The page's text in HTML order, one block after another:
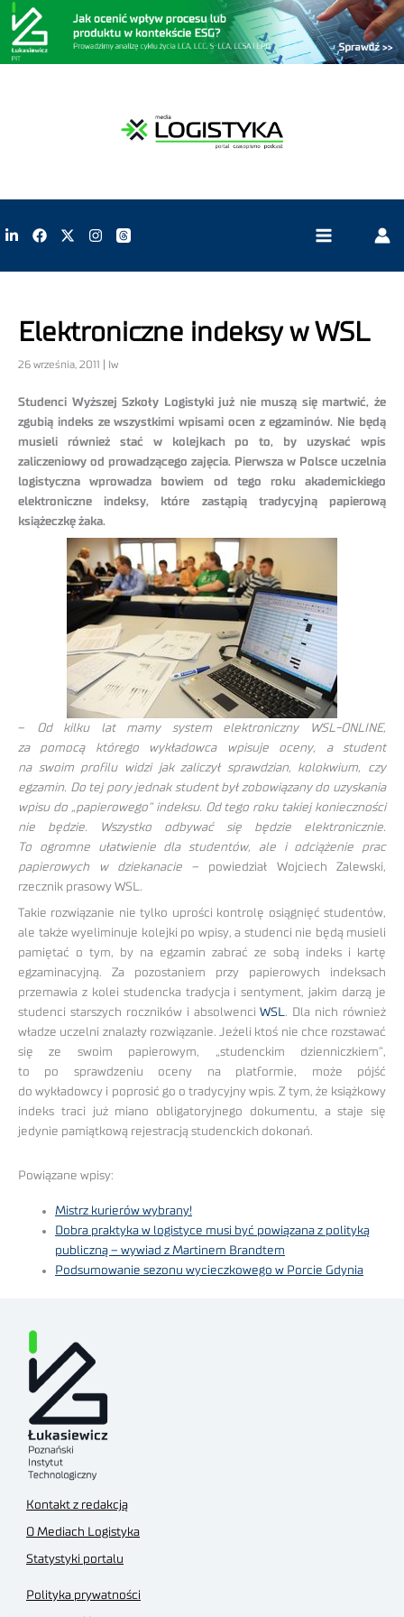
Elektroniczne indeksy w WSL
26 września, 2011 | Iw
Studenci Wyższej Szkoły Logistyki już nie muszą się martwić, że
zgubią indeks ze wszystkimi wpisami ocen z egzaminów. Nie będą
musieli również stać w kolejkach po to, by uzyskać wpis
zaliczeniowy od prowadzącego zajęcia. Pierwsza w Polsce uczelnia
logistyczna wprowadza bowiem od tego roku akademickiego
elektroniczne indeksy, które zastąpią tradycyjną papierową
książeczkę żaka.
–
Od kilku lat mamy system elektroniczny WSL-ONLINE,
za pomocą którego wykładowca wpisuje oceny, a student
na swoim profilu widzi jak zaliczył sprawdzian, kolokwium, czy
egzamin. Do tej pory jednak student był zobowiązany do uzyskania
wpisu do „papierowego” indeksu. Od tego roku takiej konieczności
nie będzie. Wszystko odbywać się będzie elektronicznie.
To ogromne ułatwienie dla studentów, ale i odciążenie prac
papierowych w dziekanacie – powiedział Wojciech Zalewski,
rzecznik prasowy WSL.
Takie rozwiązanie nie tylko uprości kontrolę osiągnięć studentów,
ale także wyeliminuje kolejki po wpisy, a studenci nie będą musieli
pamiętać o tym, by na egzamin zabrać ze sobą indeks i kartę
egzaminacyjną. Za pozostaniem przy papierowych indeksach
przemawia z kolei studencka tradycja i sentyment, jakim darzą je
studenci starszych roczników i absolwenciWSL . Dla nich również
władze uczelni znalazły rozwiązanie. Jeżeli ktoś nie chce rozstawać
się ze swoim papierowym, „studenckim dzienniczkiem”,
to po sprawdzeniu oceny na platformie, może pójść
do wykładowcy i poprosić go o tradycyjny wpis. Z tym, że książkowy
indeks traci już miano obligatoryjnego dokumentu, a staje się
jedynie pamiątkową rejestracją studenckich dokonań.
Powiązane wpisy:
Mistrz kurierów wybrany!
Dobra praktyka w logistyce musi być powiązana z polityką
publiczną – wywiad z Martinem Brandtem
Podsumowanie sezonu wycieczkowego w Porcie Gdynia
Kontakt z redakcją
O Mediach Logistyka
Statystyki portalu
Polityka prywatności